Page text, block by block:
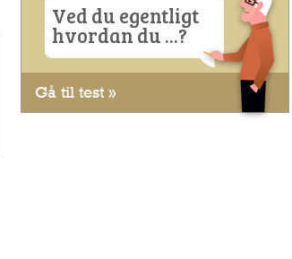
Ved du egentligt
hvordan du ...?
Gå til test »